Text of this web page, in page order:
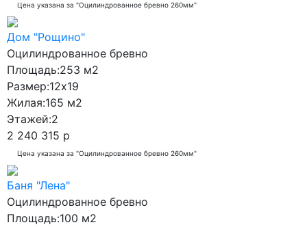
Цена указана за "Оцилиндрованное бревно 260мм"
Дом "Рощино"
Оцилиндрованное бревно
Площадь:253 м2
Размер:12x19
Жилая:165 м2
Этажей:2
2 240 315 р
Цена указана за "Оцилиндрованное бревно 260мм"
Баня "Лена"
Оцилиндрованное бревно
Площадь:100 м2